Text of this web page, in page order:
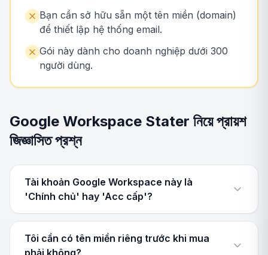
Bạn cần sở hữu sẵn một tên miền (domain)
để thiết lập hệ thống email.
Gói này dành cho doanh nghiệp dưới 300
người dùng.
Google Workspace Stater নিয়ে প্রায়শ
জিজ্ঞাসিত প্রশ্ন
Tài khoản Google Workspace này là
'Chính chủ' hay 'Acc cấp'?
Tôi cần có tên miền riêng trước khi mua
phải không?